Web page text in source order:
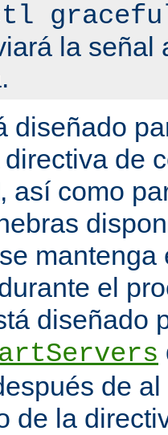
la señal
diseñado
de
así como
el
diseñado
de
de la